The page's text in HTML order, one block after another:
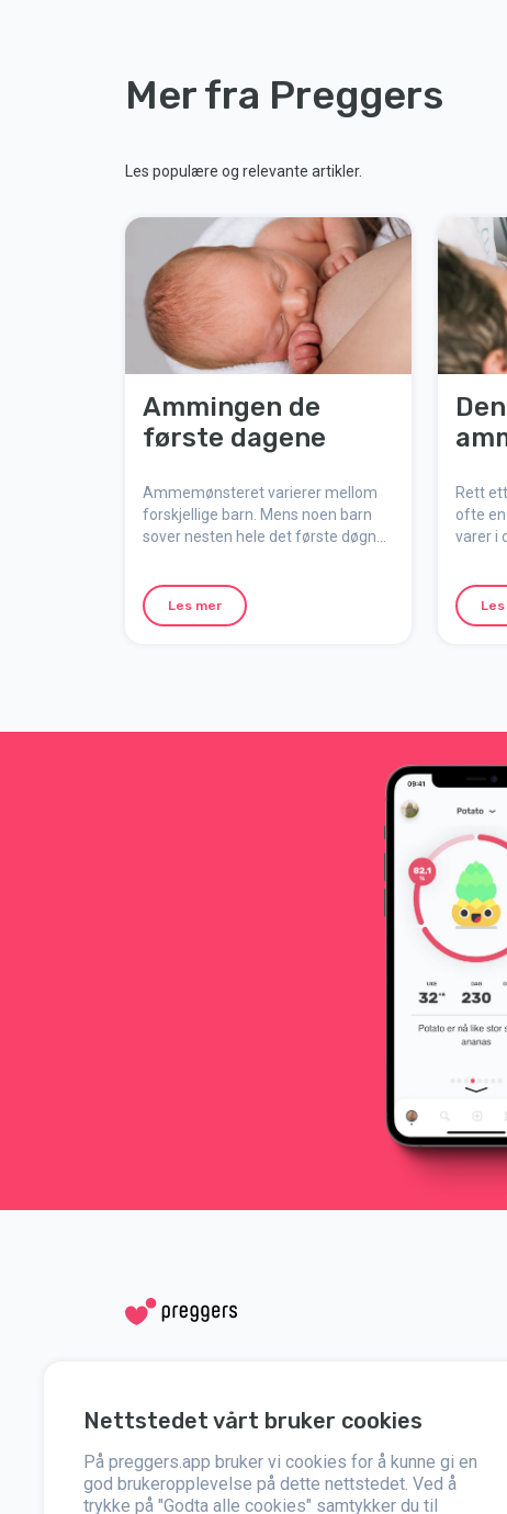
Mer fra Preggers
Les populære og relevante artikler.
Ammingen de
første dagene
Ammemønsteret varierer mellom
forskjellige barn. Mens noen barn
sover nesten hele det første døgnet
vanskelig å prioritere seg selv, sørg
for å sove når du har mulighet og få
Les mer
Rett
ofte
varer i
deg.
Instagram
Facebook
Kontakt oss
Om oss
Nettstedet vårt bruker cookies
På preggers.app bruker vi cookies for å kunne gi en
god brukeropplevelse på dette nettstedet. Ved å
trykke på "Godta alle cookies" samtykker du til